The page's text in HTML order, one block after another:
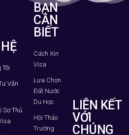
Tôi
Vấn
Sơ Thủ
BẠN
CẦN
BIẾT
Cách Xin
Visa
Lựa Chọn
Đất Nước
Du Học
Hội Thảo
Trường
LIÊN KẾT
VỚI
CHÚNG